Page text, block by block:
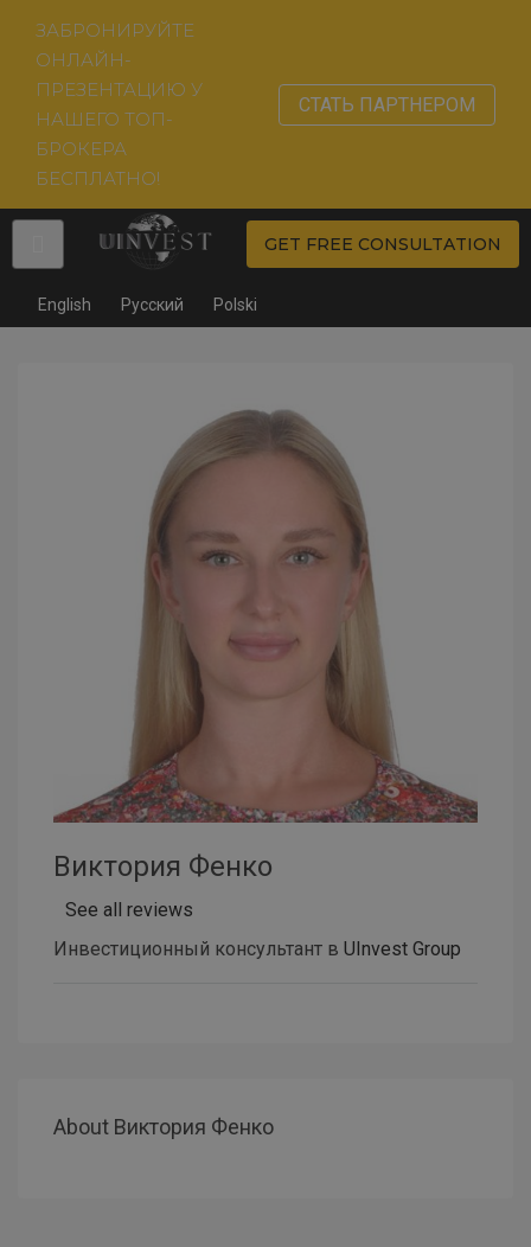
ЗАБРОНИРУЙТЕ
ОНЛАЙН-
ПРЕЗЕНТАЦИЮ У
НАШЕГО ТОП-
БРОКЕРА
БЕСПЛАТНО!
СТАТЬ ПАРТНЕРОМ
GET FREE CONSULTATION
English Русский
Виктория Фенко
See all reviews
Инвестиционный консультант в UInvest Group
About Виктория Фенко